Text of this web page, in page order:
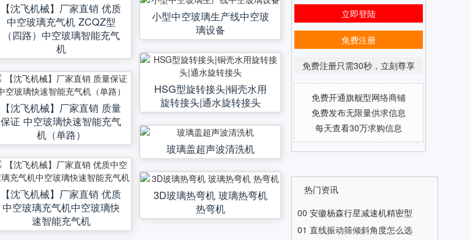
【沈飞机械】厂家直销 优质
中空玻璃充气机 ZCQZ型
（四路）中空玻璃智能充气
机
【沈飞机械】厂家直销 质量
保证 中空玻璃快速智能充气
机（单路）
【沈飞机械】厂家直销 优质
中空玻璃充气机中空玻璃快
速智能充气机
小型中空玻璃生产线中空玻
璃设备
HSG型旋转接头|铜壳水用
旋转接头|通水旋转接头
玻璃盖超声波清洗机
3D玻璃热弯机 玻璃热弯机
热弯机
立即登陆
免费注册
免费注册只需30秒，立刻尊享
免费开通旗舰型网络商铺
免费发布无限量供求信息
每天查看30万求购信息
热门资讯
00 安徽杨森行星减速机精密型
01 直线振动筛倾斜角度怎么选